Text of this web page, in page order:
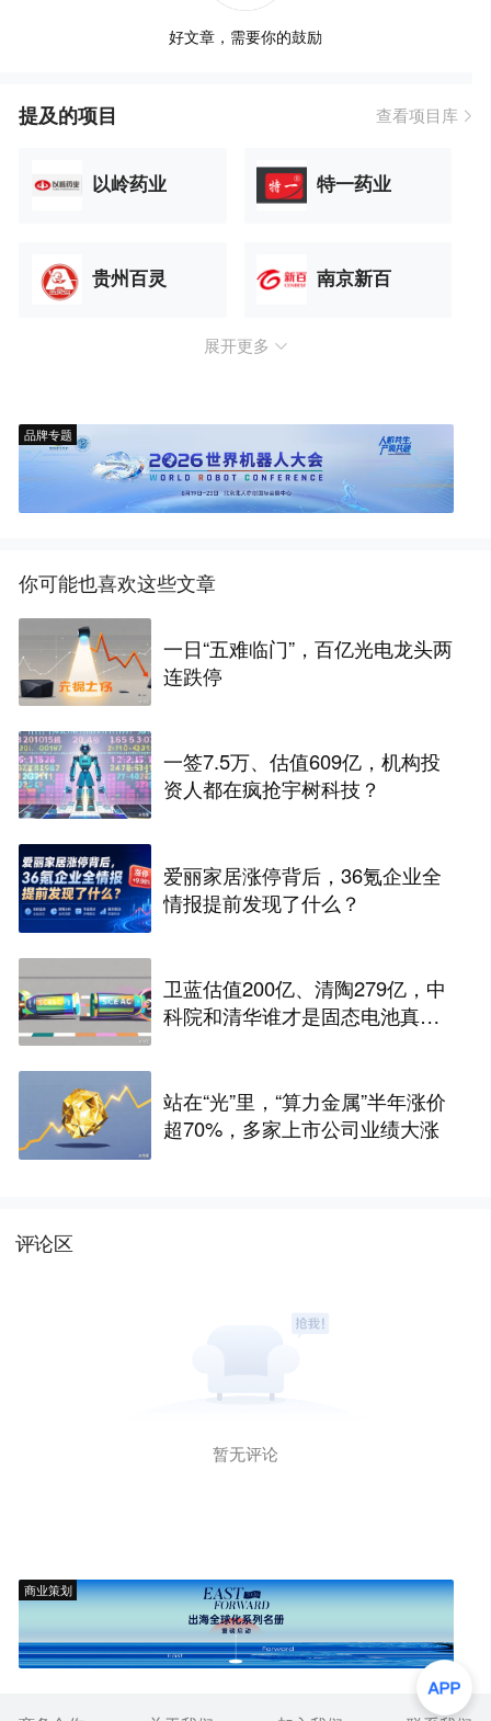
好文章，需要你的鼓励
提及的项目 查看项目库
以岭药业 特一药业
贵州百灵 南京新百
展开更多
品牌专题
你可能也喜欢这些文章
一日“五难临门”，百亿光电龙头两
连跌停
一签7.5万、估值609亿，机构投
资人都在疯抢宇树科技？
爱丽家居涨停背后，36氪企业全
情报提前发现了什么？
卫蓝估值200亿、清陶279亿，中
科院和清华谁才是固态电池真正
站在“光”里，“算力金属”半年涨价
超70%，多家上市公司业绩大涨
评论区
暂无评论
商业策划